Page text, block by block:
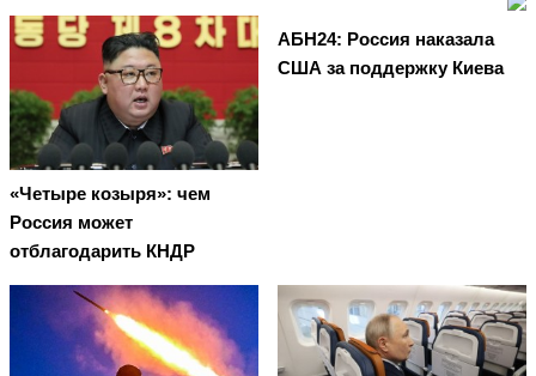
«Четыре козыря»: чем
Россия может
отблагодарить КНДР
АБН24: Россия наказала
США за поддержку Киева